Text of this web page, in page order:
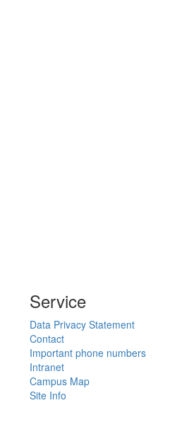
Service
Data Privacy Statement
Contact
Important phone numbers
Intranet
Campus Map
Site Info